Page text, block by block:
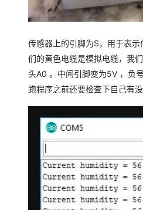
传感器上的引脚为S，用于表
们的黄色电缆是模拟电缆，我
头A0 。中间引脚变为5V ，负
跑程序之前还要检查下自己有